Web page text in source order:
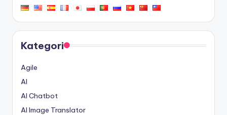
Kategori
Agile
AI
AI Chatbot
AI Image Translator